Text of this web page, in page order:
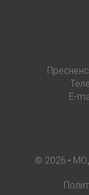
E-
© 2026 •